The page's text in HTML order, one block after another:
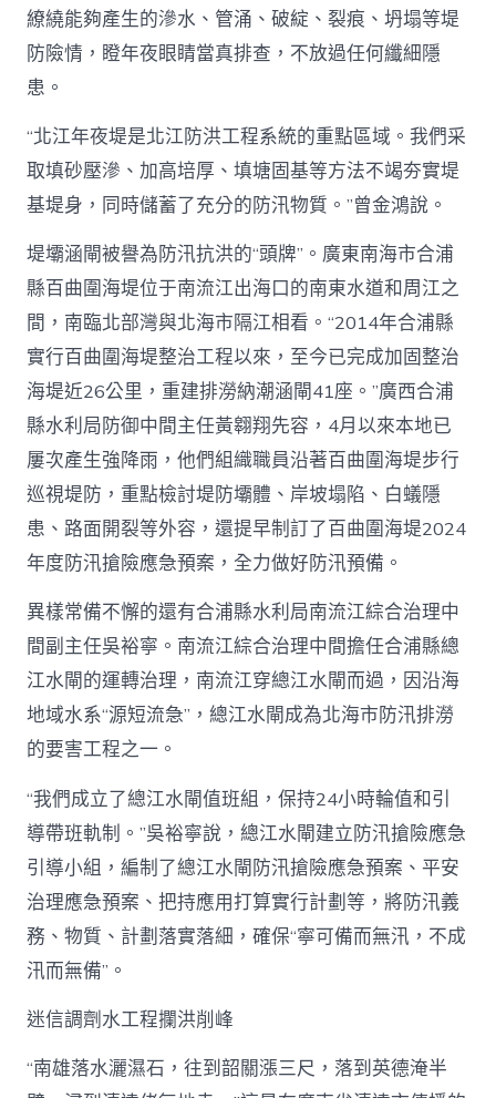
繚繞能夠產生的滲水、管涌、破綻、裂痕、坍塌等堤
防險情，瞪年夜眼睛當真排查，不放過任何纖細隱
患。
“北江年夜堤是北江防洪工程系統的重點區域。我們采
取填砂壓滲、加高培厚、填塘固基等方法不竭夯實堤
基堤身，同時儲蓄了充分的防汛物質。”曾金鴻說。
堤壩涵閘被譽為防汛抗洪的“頭牌”。廣東南海市合浦
縣百曲圍海堤位于南流江出海口的南東水道和周江之
間，南臨北部灣與北海市隔江相看。“2014年合浦縣
實行百曲圍海堤整治工程以來，至今已完成加固整治
海堤近26公里，重建排澇納潮涵閘41座。”廣西合浦
縣水利局防御中間主任黃翱翔先容，4月以來本地已
屢次產生強降雨，他們組織職員沿著百曲圍海堤步行
巡視堤防，重點檢討堤防壩體、岸坡塌陷、白蟻隱
患、路面開裂等外容，還提早制訂了百曲圍海堤2024
年度防汛搶險應急預案，全力做好防汛預備。
異樣常備不懈的還有合浦縣水利局南流江綜合治理中
間副主任吳裕寧。南流江綜合治理中間擔任合浦縣總
江水閘的運轉治理，南流江穿總江水閘而過，因沿海
地域水系“源短流急”，總江水閘成為北海市防汛排澇
的要害工程之一。
“我們成立了總江水閘值班組，保持24小時輪值和引
導帶班軌制。”吳裕寧說，總江水閘建立防汛搶險應急
引導小組，編制了總江水閘防汛搶險應急預案、平安
治理應急預案、把持應用打算實行計劃等，將防汛義
務、物質、計劃落實落細，確保“寧可備而無汛，不成
汛而無備”。
迷信調劑水工程攔洪削峰
“南雄落水灑濕石，往到韶關漲三尺，落到英德淹半